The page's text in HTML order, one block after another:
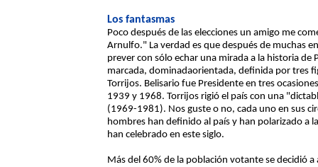
Los fantasmas
Poco después de las elecciones un amigo me
Arnulfo." La verdad es que después de muchas
prever con sólo echar una mirada a la historia
marcada, dominadaorientada, definida por tres
Torrijos. Belisario fue Presidente en tres
1939 y 1968. Torrijos rigió el país con una
(1969-1981). Nos guste o no, cada uno en sus
hombres han definido al país y han polarizado a
han celebrado en este siglo.
Más del 60% de la población votante se decidió